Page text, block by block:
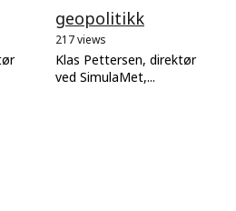
geopolitikk
217 views
Klas Pettersen, direktør
ved SimulaMet,...